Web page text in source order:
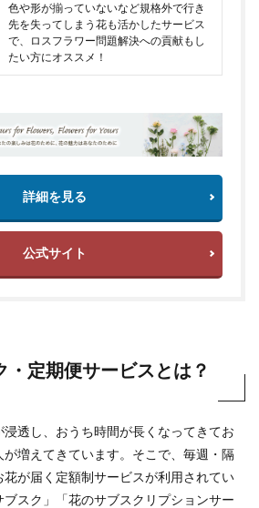
色や形が揃っていないなど規格外で行き
先を失ってしまう花も活かしたサービス
で、ロスフラワー問題解決への貢献もし
たい方にオススメ！
詳細を見る
公式サイト
・定期便サービスとは？
透し、おうち時間が長くなってきてお
が増えてきています。そこで、毎週・隔
が届く定額制サービスが利用されてい
ブスク」「花のサブスクリプションサー